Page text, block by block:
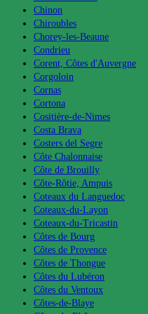
Chinon
Chiroubles
Chorey-les-Beaune
Condrieu
Corent, Côtes d'Auvergne
Corgoloin
Cornas
Cortona
Cositière-de-Nimes
Costa Brava
Costers del Segre
Côte Chalonnaise
Côte de Brouilly
Côte-Rôtie, Ampuis
Coteaux du Languedoc
Coteaux-du-Layon
Coteaux-du-Tricastin
Côtes de Bourg
Côtes de Provence
Côtes de Thongue
Côtes du Lubéron
Côtes du Ventoux
Côtes-de-Blaye